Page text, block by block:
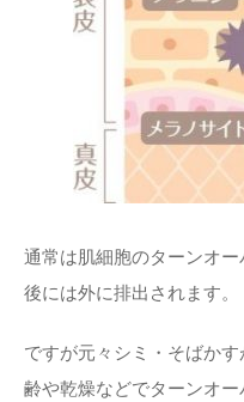
通常は肌細胞のターンオ
後には外に排出されます。
ですが元々シミ・そばか
齢や乾燥などでターンオ